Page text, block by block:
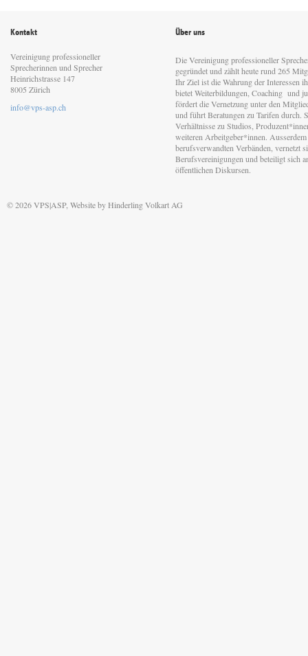
Kontakt
Vereinigung professioneller
Sprecherinnen und Sprecher
Heinrichstrasse 147
8005 Zürich
info@vps-asp.ch
Über uns
Die Vereinigung professioneller
gegründet und zählt heute rund 265
Ihr Ziel ist die Wahrung der Interessen
bietet Weiterbildungen, Coaching und
fördert die Vernetzung unter den
und führt Beratungen zu Tarifen durch.
Verhältnisse zu Studios,
weiteren Arbeitgeber*innen.
berufsverwandten Verbänden, vernetzt
Berufsvereinigungen und beteiligt sich
öffentlichen Diskursen.
© 2026 VPS|ASP, Website byHinderling Volkart AG